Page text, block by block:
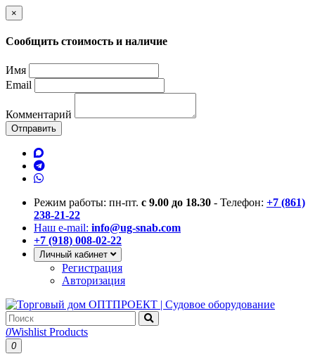
×
Сообщить стоимость и наличие
Имя
Email
Комментарий
Отправить
Режим работы: пн-пт. с 9.00 до 18.30 - Телефон: +7 (861)
238-21-22
Наш e-mail: info@ug-snab.com
+7 (918) 008-02-22
Личный кабинет
Регистрация
Авторизация
0Wishlist Products
0